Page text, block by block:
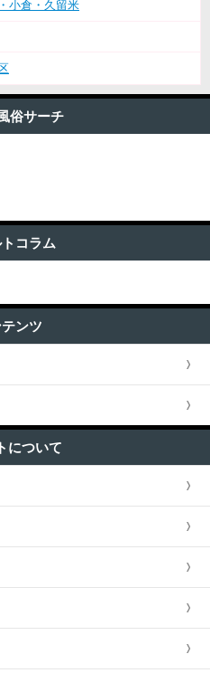
小倉・久留米
俗サーチ
馬場
コラム
ンツ
について